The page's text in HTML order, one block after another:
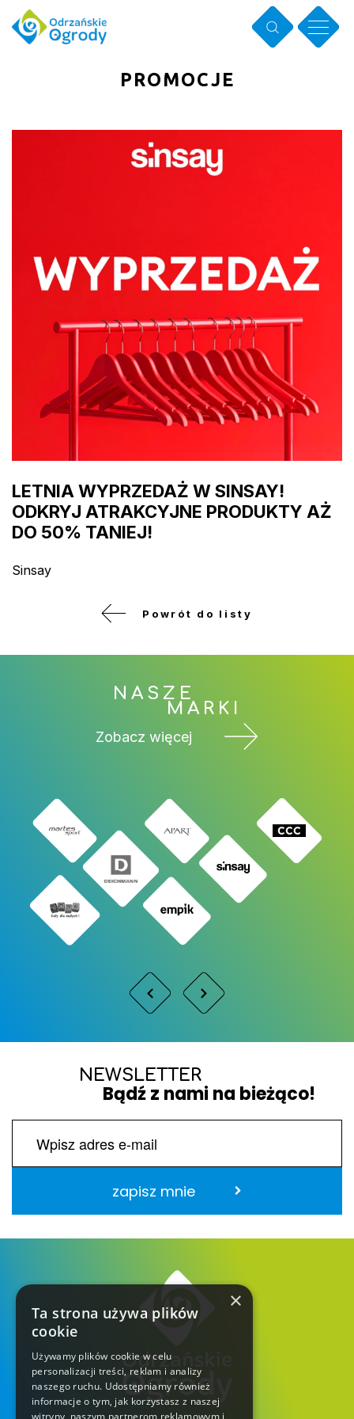
PROMOCJE
LETNIA WYPRZEDAŻ W SINSAY!
ODKRYJ ATRAKCYJNE PRODUKTY AŻ
DO 50% TANIEJ!
Sinsay
Powrót do listy
NASZE
MARKI
Zobacz więcej
NEWSLETTER
Bądź z nami na bieżąco!
zapisz mnie
×
Ta strona używa plików
cookie
Używamy plików cookie w celu
personalizacji treści, reklam i analizy
naszego ruchu. Udostępniamy również
informacje o tym, jak korzystasz z naszej
witryny, naszym partnerom reklamowym i